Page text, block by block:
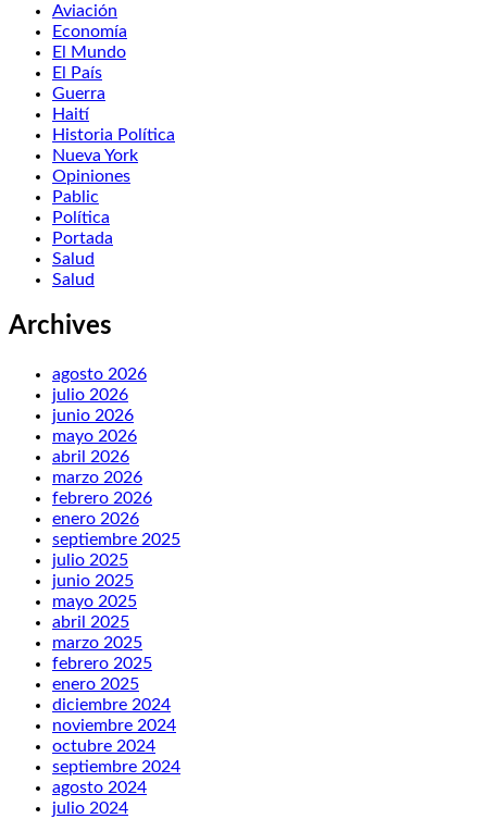
Aviación
Economía
El Mundo
El País
Guerra
Haití
Historia Política
Nueva York
Opiniones
Pablic
Política
Portada
Salud
Salud
Archives
agosto 2026
julio 2026
junio 2026
mayo 2026
abril 2026
marzo 2026
febrero 2026
enero 2026
septiembre 2025
julio 2025
junio 2025
mayo 2025
abril 2025
marzo 2025
febrero 2025
enero 2025
diciembre 2024
noviembre 2024
octubre 2024
septiembre 2024
agosto 2024
julio 2024